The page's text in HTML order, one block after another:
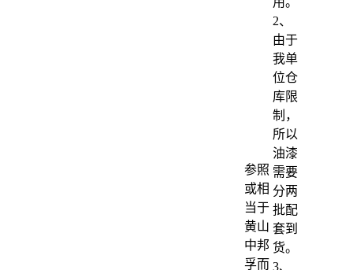
参照
或相
当于
黄山
中邦
孚而
2、
由于
我单
位仓
库限
制，
所以
油漆
需要
分两
批配
套到
货。
3、